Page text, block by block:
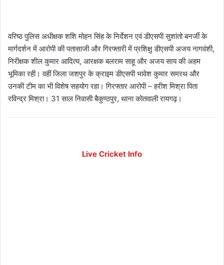
वरिष्ठ पुलिस अधीक्षक शशि मोहन सिंह के निर्देशन एवं डीएसपी सुशांतो बनर्जी के
मार्गदर्शन में आरोपी की पतासाजी और गिरफ्तारी में प्रशिक्षु डीएसपी अजय नागवंशी,
निरीक्षक शील कुमार आदित्य, आरक्षक बलराम साहू और अजय साय की अहम
भूमिका रही। वहीं जिला जशपुर के क्राइम डीएसपी भावेश कुमार समरथ और
उनकी टीम का भी विशेष सहयोग रहा। गिरफ्तार आरोपी – हरीश मिश्रा पिता
रविन्द्र मिश्रा। 31 साल निवासी बैकुण्ठपुर, थाना कोतवाली रायगढ़।
Live Cricket Info